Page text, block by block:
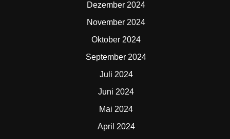
Dezember 2024
November 2024
Oktober 2024
September 2024
Juli 2024
Juni 2024
Mai 2024
April 2024